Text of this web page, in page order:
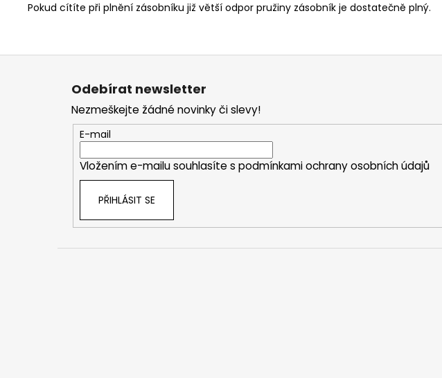
Pokud cítíte při plnění zásobníku již větší odpor pružiny zásobník je dostatečně plný.
Z
Odebírat newsletter
Nezmeškejte žádné novinky či slevy!
E-mail
Vložením e-mailu souhlasíte s podmínkami ochrany osobních údajů
PŘIHLÁSIT SE